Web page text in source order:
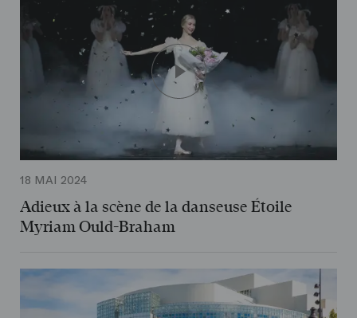
18 MAI 2024
Adieux à la scène de la danseuse Étoile
Myriam Ould-Braham